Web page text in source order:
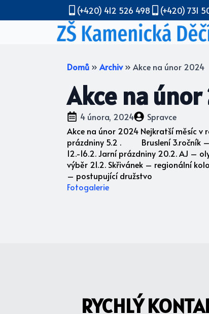
(+420) 412 526 498 (+420) 731
Domů » Archiv » Akce na únor 2024
Akce na
4 února, 2024
Spravce
Akce na únor 2024 Nejkratší měsíc
prázdniny 5.2 . Bruslení 3.ročník –
12.-16.2. Jarní prázdniny 20.2. AJ
výběr 21.2. Skřivánek – regionální
– postupující družstvo
Fotogalerie
RYCHLÝ